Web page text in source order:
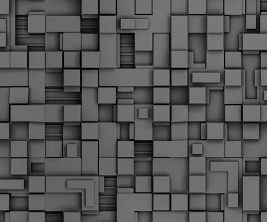
Η Δημοτική Αστυνομία
Θεσσαλονίκης βεβαίωσε κατά
τις προηγούμενες ημέρες
πρόστιμα για 11 διοικητικές
παραβάσεις που έλαβαν
εργασιών από εργολαβικά
συνεργεία και οι οποίες
αφορούσαν εκτέλεση
εργασιών χωρίς νόμιμη
σήμανση και στην απόθεση
υλικών – εργαλείων εκτός του
προβλεπόμενου εργοταξίου.